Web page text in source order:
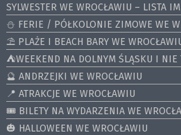
SYLWESTER WE WROCŁAWIU – LISTA
⛄️ FERIE / PÓŁKOLONIE ZIMOWE WE
⛱️ PLAŻE I BEACH BARY WE
⛺️WEEKEND NA DOLNYM ŚLĄSKU I NIE
🔮 ANDRZEJKI WE WROCŁAWIU
📍 ATRAKCJE WE WROCŁAWIU
🎟️ BILETY NA WYDARZENIA WE
🎃 HALLOWEEN WE WROCŁAWIU